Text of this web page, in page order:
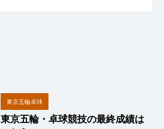
東京五輪卓球
東京五輪・卓球競技の最終成績は